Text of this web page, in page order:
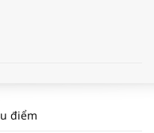
#62
điểm